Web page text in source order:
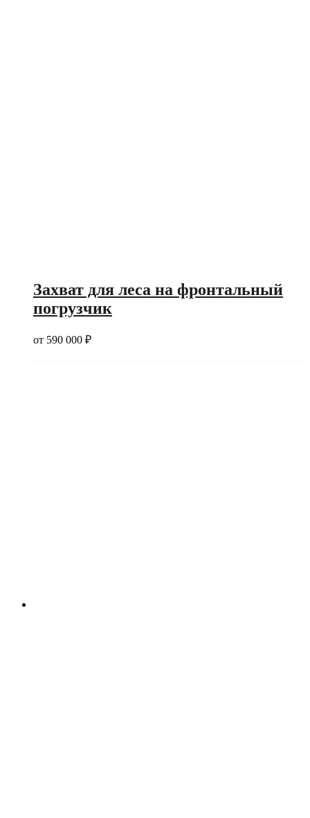
Захват для леса на фронтальный
погрузчик
от 590 000 ₽